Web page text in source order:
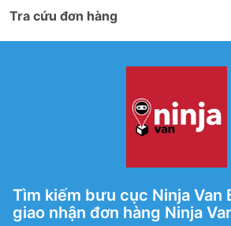
Tra cứu đơn hàng
Tìm kiếm bưu cục Ninja Van
giao nhận đơn hàng Ninja